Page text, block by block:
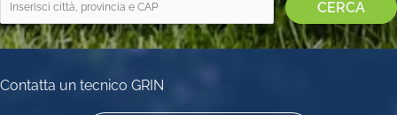
Contatta un tecnico GRIN